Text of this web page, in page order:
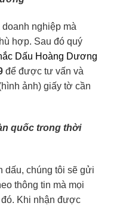
nghiệp mà
hợp. Sau đó quý
Dấu Hoàng Dương
để được tư vấn và
ảnh) giấy tờ cần
quốc trong thời
dấu, chúng tôi sẽ gửi
thông tin mà mọi
Khi nhận được